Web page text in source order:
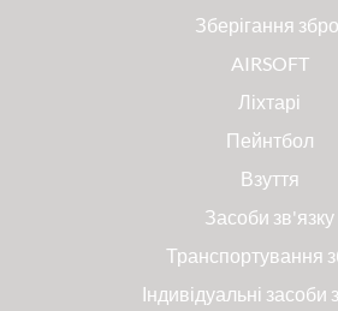
Зберігання
AIRSOFT
Ліхтарі
Пейнтбол
Взуття
Засоби зв'язку
Транспортування
Індивідуальні засоби